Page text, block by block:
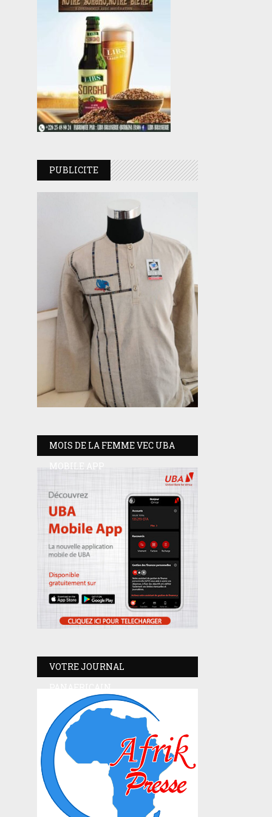
PUBLICITE
MOIS DE LA FEMME VEC UBA
MOBILE APP
VOTRE JOURNAL